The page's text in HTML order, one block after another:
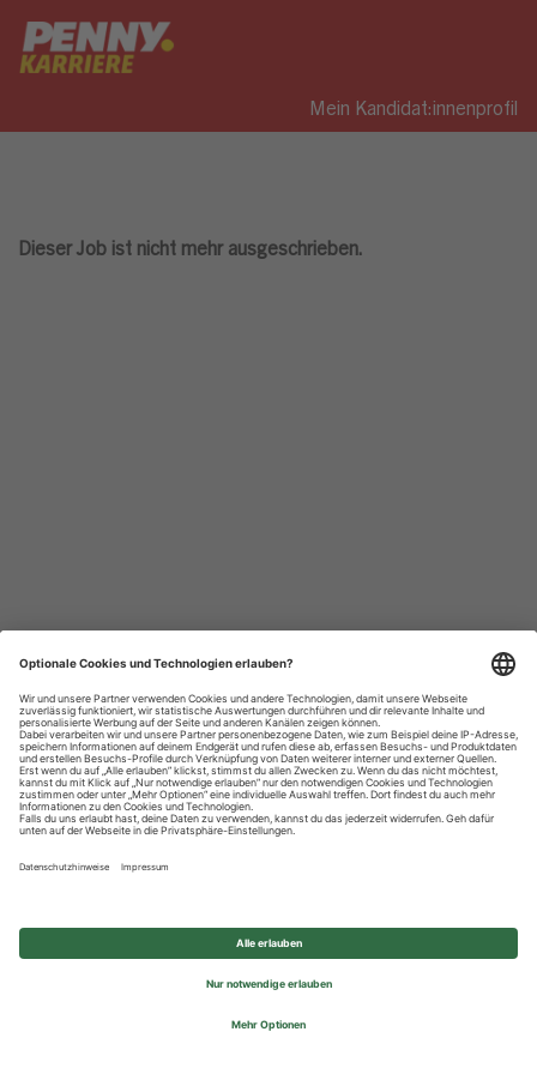
Mein Kandidat:innenprofil
Dieser Job ist nicht mehr ausgeschrieben.
Datenschutzhinweise
Impressum
Privatsphäre-Einstellungen
© 2026 REWE Group - All rights reserved